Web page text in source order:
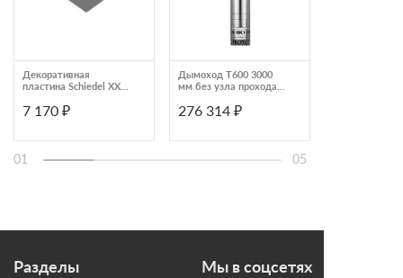
Декоративная
пластина Schiedel XXL
7 170 ₽
Дымоход T600 3000
мм без узла прохода
276 314 ₽
01 05
Разделы Мы в соцсетях